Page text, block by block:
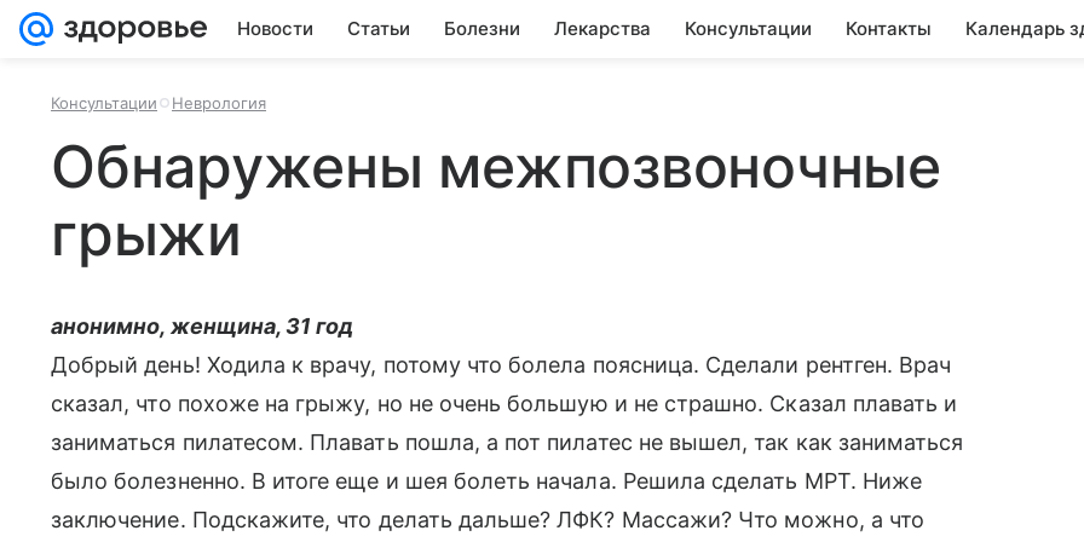
Новости Статьи Болезни Лекарства Консультации Контакты Календарь
Консультации Неврология
Обнаружены межпозвоночные
грыжи
анонимно, женщина, 31 год
Добрый день! Ходила к врачу, потому что болела поясница. Сделали рентген. Врач
сказал, что похоже на грыжу, но не очень большую и не страшно. Сказал плавать и
заниматься пилатесом. Плавать пошла, а пот пилатес не вышел, так как заниматься
было болезненно. В итоге еще и шея болеть начала. Решила сделать МРТ. Ниже
заключение. Подскажите, что делать дальше? ЛФК? Массажи? Что можно, а что